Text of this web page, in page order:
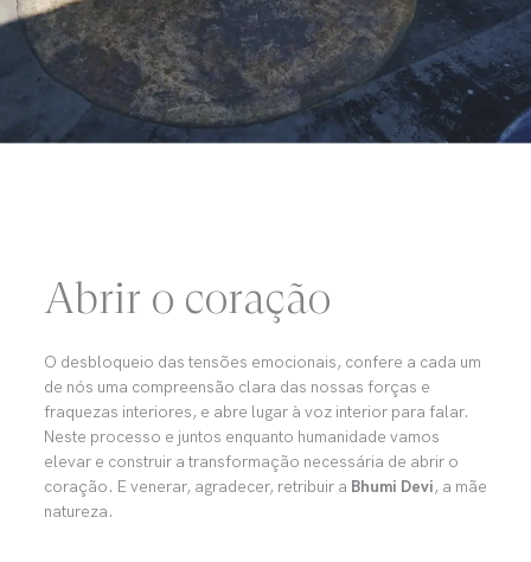
Abrir o coração
O desbloqueio das tensões emocionais, confere a cada um
de nós uma compreensão clara das nossas forças e
fraquezas interiores, e abre lugar à voz interior para falar.
Neste processo e juntos enquanto humanidade vamos
elevar e construir a transformação necessária de abrir o
coração. E venerar, agradecer, retribuir a Bhumi Devi, a mãe
natureza.